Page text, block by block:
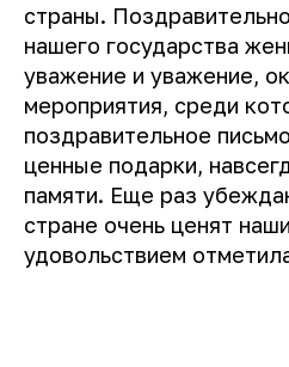
страны.
нашего государства
уважение и уважение,
мероприятия, среди
поздравительное
ценные подарки,
памяти. Еще раз
стране очень ценят
удовольствием